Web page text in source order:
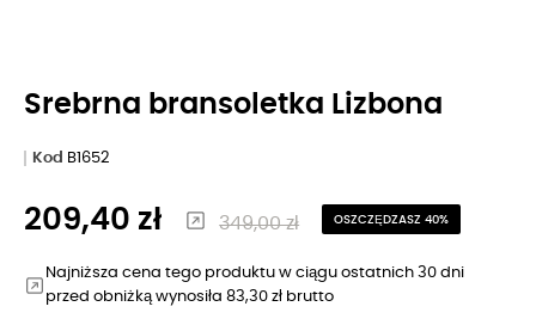
Srebrna bransoletka Lizbona
Kod B1652
209,40 zł 349,00 zł OSZCZĘDZASZ 40%
Najniższa cena tego produktu w ciągu ostatnich 30 dni
przed obniżką wynosiła 83,30 zł brutto